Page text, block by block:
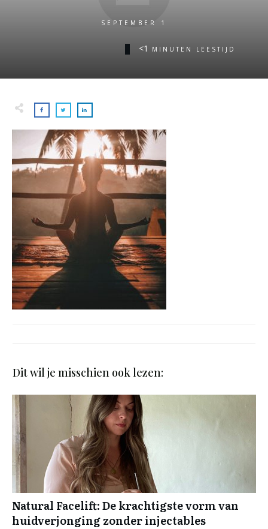
SEPTEMBER 1
<1 MINUTEN LEESTIJD
Dit wil je misschien ook lezen:
Natural Facelift: De krachtigste vorm van
huidverjonging zonder injectables